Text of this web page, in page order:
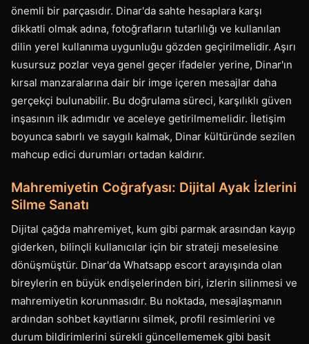
önemli bir parçasıdır. Dinar'da sahte hesaplara karşı
dikkatli olmak adına, fotoğrafların tutarlılığı ve kullanılan
dilin yerel kullanıma uygunluğu gözden geçirilmelidir. Aşırı
kusursuz pozlar veya genel geçer ifadeler yerine, Dinar'ın
kırsal manzaralarına dair bir imge içeren mesajlar daha
gerçekçi bulunabilir. Bu doğrulama süreci, karşılıklı güven
inşasının ilk adımıdır ve aceleye getirilmemelidir. İletişim
boyunca sabırlı ve saygılı kalmak, Dinar kültüründe sezilen
mahcup edici durumları ortadan kaldırır.
Mahremiyetin Coğrafyası: Dijital Ayak İzlerini
Silme Sanatı
Dijital çağda mahremiyet, kum gibi parmak arasından kayıp
giderken, bilinçli kullanıcılar için bir strateji meselesine
dönüşmüştür. Dinar'da Whatsapp escort arayışında olan
bireylerin en büyük endişelerinden biri, izlerin silinmesi ve
mahremiyetin korunmasıdır. Bu noktada, mesajlaşmanın
ardından sohbet kayıtlarını silmek, profil resimlerini ve
durum bildirimlerini sürekli güncellememek gibi basit